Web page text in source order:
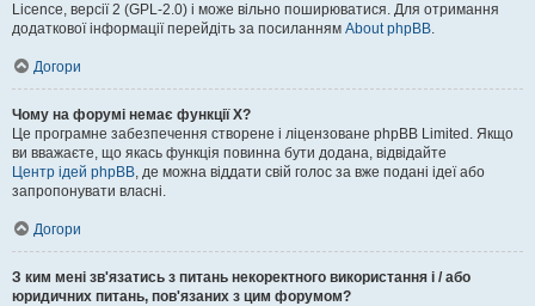
Licence, версії 2 (GPL-2.0) і може вільно поширюватися. Для отримання
додаткової інформації перейдіть за посиланням About phpBB.
Догори
Чому на форумі немає функції X?
Це програмне забезпечення створене і ліцензоване phpBB Limited. Якщо
ви вважаєте, що якась функція повинна бути додана, відвідайте
Центр ідей phpBB, де можна віддати свій голос за вже подані ідеї або
запропонувати власні.
Догори
З ким мені зв'язатись з питань некоректного використання і / або
юридичних питань, пов'язаних з цим форумом?